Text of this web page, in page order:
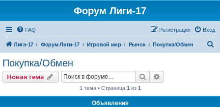
Форум Лиги-17
FAQ Вход
Регистрация
Лига-17 Форум Лиги-17 Игровой мир Рынок Покупка/Обмен
Покупка/Обмен
Новая тема Поиск
1 тема • Страница 1 из 1
Объявления